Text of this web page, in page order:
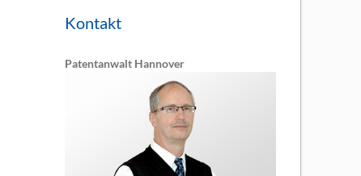
Kontakt
Patentanwalt Hannover